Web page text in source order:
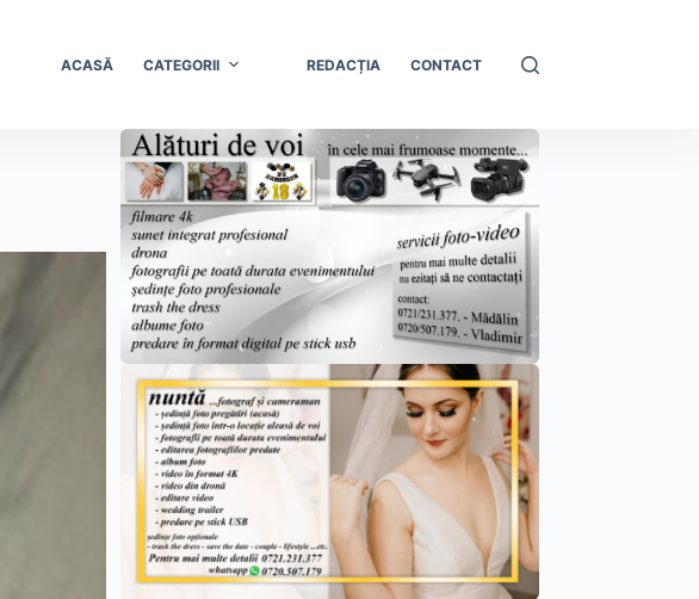
ACASĂ CATEGORII REDACȚIA CONTACT